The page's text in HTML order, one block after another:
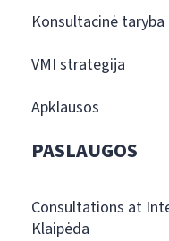
Konsultacinė taryba
VMI strategija
Apklausos
PASLAUGOS
Consultations at
Klaipėda